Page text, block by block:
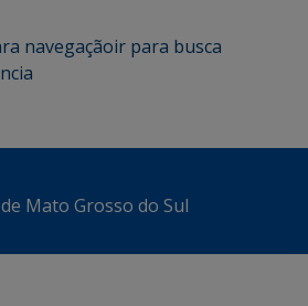
navegaçãoir para busca
Mato Grosso do Sul